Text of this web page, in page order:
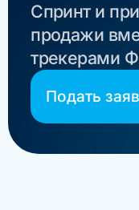
Спринт и
продажи
трекерами
Подать